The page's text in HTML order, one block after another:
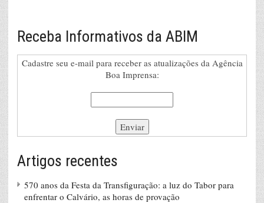
Receba Informativos da ABIM
Cadastre seu e-mail para receber as atualizações da Agência
Boa Imprensa:
Artigos recentes
570 anos da Festa da Transfiguração: a luz do Tabor para
enfrentar o Calvário, as horas de provação